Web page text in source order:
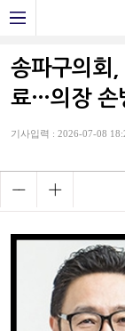
송파구의회
료…의장 손
기사입력 : 2026-07-08